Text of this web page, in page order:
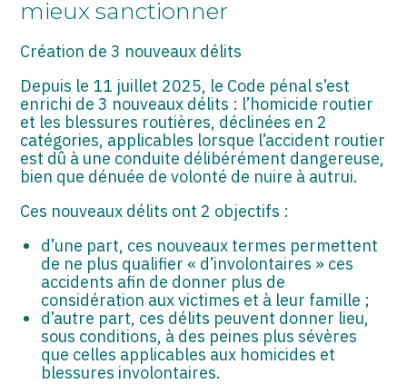
mieux sanctionner
Création de 3 nouveaux délits
Depuis le 11 juillet 2025, le Code pénal s’est
enrichi de 3 nouveaux délits : l’homicide routier
et les blessures routières, déclinées en 2
catégories, applicables lorsque l’accident routier
est dû à une conduite délibérément dangereuse,
bien que dénuée de volonté de nuire à autrui.
Ces nouveaux délits ont 2 objectifs :
d’une part, ces nouveaux termes permettent
de ne plus qualifier « d’involontaires » ces
accidents afin de donner plus de
considération aux victimes et à leur famille ;
d’autre part, ces délits peuvent donner lieu,
sous conditions, à des peines plus sévères
que celles applicables aux homicides et
blessures involontaires.